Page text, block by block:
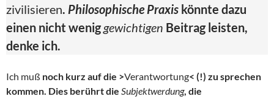
zivilisieren. Philosophische Praxis könnte dazu
einen nicht weniggewichtigen Beitrag leisten,
denke ich.
Ich muß noch kurz auf die >Verantwortung< (!) zu sprechen
kommen. Dies berührt die Subjektwerdung, die